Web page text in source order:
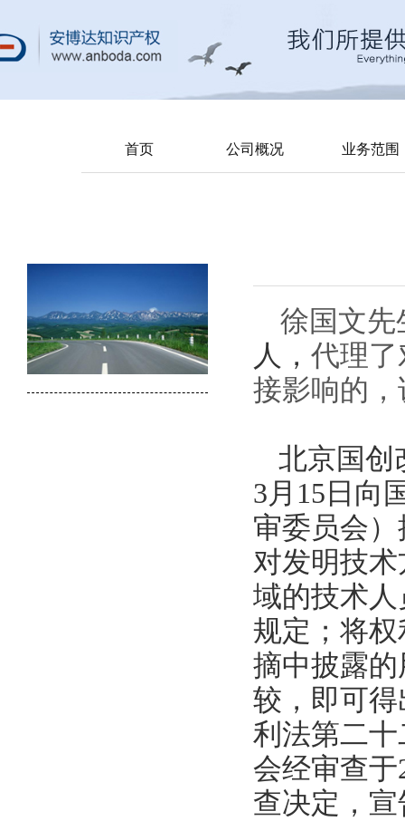
首页 公司概况 业务范围
徐国文先
人， 代理
接影响的
北京国创
3月 15 日向
审委员会
对发明技
域的技术
规定；将
摘中披露
较，即可
利法第二
会经审查于
查决定，宣